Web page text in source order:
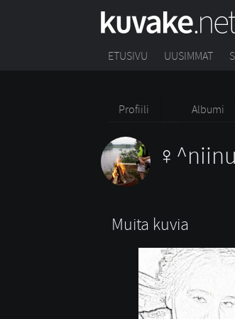
ETUSIVU UUSIMMAT
Profiili Albumi
Muita kuvia